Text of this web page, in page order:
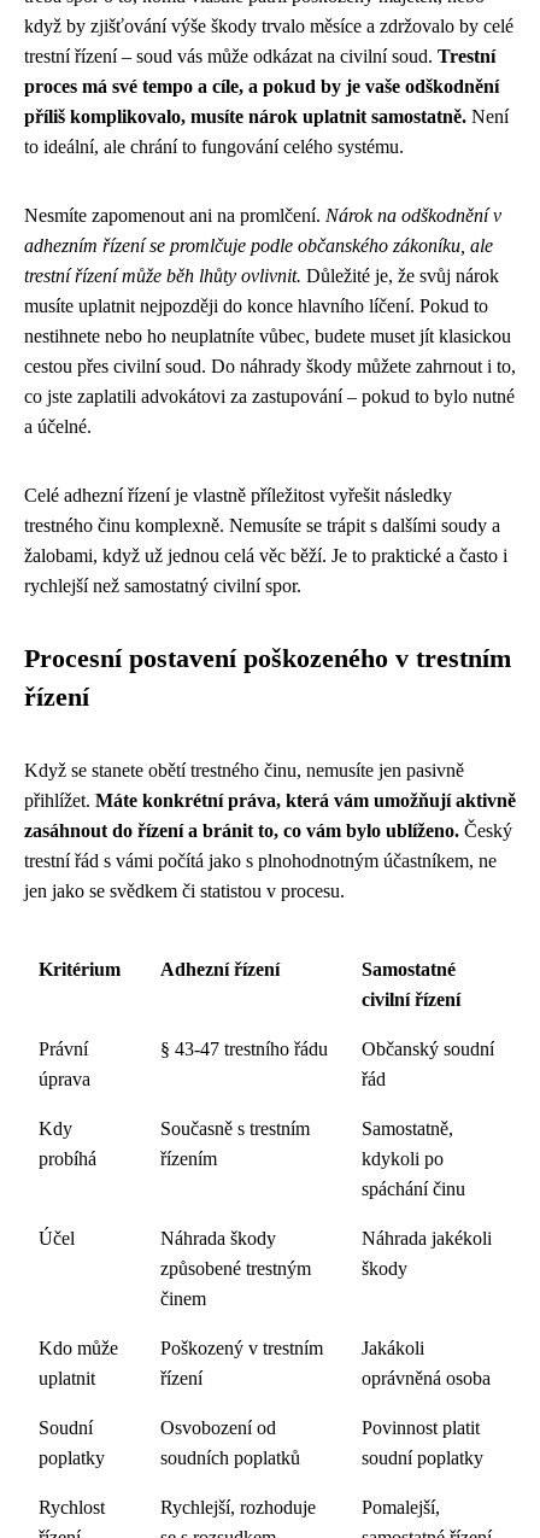
když by zjišťování výše škody trvalo měsíce a zdržovalo by celé
trestní řízení – soud vás může odkázat na civilní soud. Trestní
proces má své tempo a cíle, a pokud by je vaše odškodnění
příliš komplikovalo, musíte nárok uplatnit samostatně. Není
to ideální, ale chrání to fungování celého systému.
Nesmíte zapomenout ani na promlčení. Nárok na odškodnění v
adhezním řízení se promlčuje podle občanského zákoníku, ale
trestní řízení může běh lhůty ovlivnit. Důležité je, že svůj nárok
musíte uplatnit nejpozději do konce hlavního líčení. Pokud to
nestihnete nebo ho neuplatníte vůbec, budete muset jít klasickou
cestou přes civilní soud. Do náhrady škody můžete zahrnout i to,
co jste zaplatili advokátovi za zastupování – pokud to bylo nutné
a účelné.
Celé adhezní řízení je vlastně příležitost vyřešit následky
trestného činu komplexně. Nemusíte se trápit s dalšími soudy a
žalobami, když už jednou celá věc běží. Je to praktické a často i
rychlejší než samostatný civilní spor.
Procesní postavení poškozeného v trestním
řízení
Když se stanete obětí trestného činu, nemusíte jen pasivně
přihlížet. Máte konkrétní práva, která vám umožňují aktivně
zasáhnout do řízení a bránit to, co vám bylo ublíženo. Český
trestní řád s vámi počítá jako s plnohodnotným účastníkem, ne
jen jako se svědkem či statistou v procesu.
Kritérium Adhezní řízení
Samostatné
civilní řízení
Právní
úprava
§ 43-47 trestního řádu
Občanský soudní
řád
Kdy
probíhá
Současně s trestním
řízením
Samostatně,
kdykoli po
spáchání činu
Účel
Náhrada škody
způsobené trestným
činem
Náhrada jakékoli
škody
Kdo může
uplatnit
Poškozený v trestním
řízení
Jakákoli
oprávněná osoba
Soudní
poplatky
Osvobození od
soudních poplatků
Povinnost platit
soudní poplatky
Rychlost
Rychlejší, rozhoduje
Pomalejší,